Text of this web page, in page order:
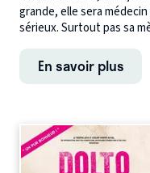
grande, elle sera
sérieux. Surtout pas sa
En savoir plus